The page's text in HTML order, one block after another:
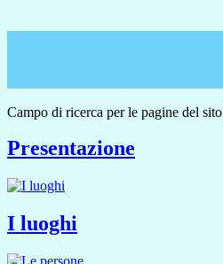
Campo di ricerca per le pagine del sito
Presentazione
I luoghi